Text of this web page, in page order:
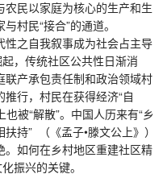
民以家庭为核心的生产和生
村民“接合”的通道。
之自我叙事成为社会占主导
，传统社区公共性日渐消
产承包责任制和政治领域村
行，村民在获得经济“自
被“解散”。中国人历来有“乡
持” （《孟子•滕文公上》）
如何在乡村地区重建社区精
振兴的关键。